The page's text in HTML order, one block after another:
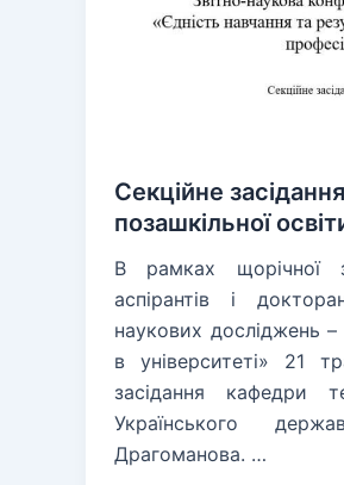
Секційне
позашкільної
В рамках щорічної
аспірантів і
наукових досліджень –
в університеті» 21
засідання кафедри
Українського
Драгоманова. …